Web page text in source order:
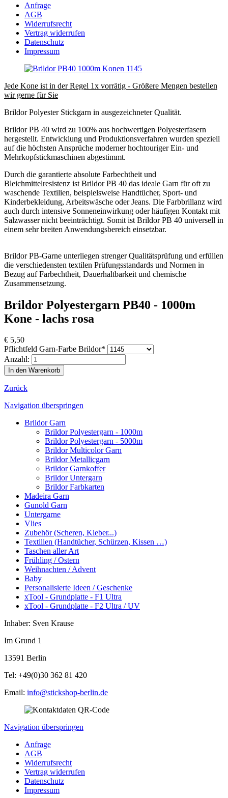
Anfrage
AGB
Widerrufsrecht
Vertrag widerrufen
Datenschutz
Impressum
Jede Kone ist in der Regel 1x vorrätig - Größere Mengen bestellen
wir gerne für Sie
Brildor Polyester Stickgarn in ausgezeichneter Qualität.
Brildor PB 40 wird zu 100% aus hochwertigen Polyesterfasern
hergestellt. Entwicklung und Produktionsverfahren wurden speziell
auf die höchsten Ansprüche moderner hochtouriger Ein- und
Mehrkopfstickmaschinen abgestimmt.
Durch die garantierte absolute Farbechtheit und
Bleichmittelresistenz ist Brildor PB 40 das ideale Garn für oft zu
waschende Textilien, beispielsweise Handtücher, Sport- und
Kinderbekleidung, Arbeitswäsche oder Jeans. Die Farbbrillanz wird
auch durch intensive Sonneneinwirkung oder häufigen Kontakt mit
Salzwasser nicht beeinträchtigt. Somit ist Brildor PB 40 universell in
einem sehr breiten Anwendungsbereich einsetzbar.
Brildor PB-Garne unterliegen strenger Qualitätsprüfung und erfüllen
die verschiedensten textilen Prüfungsstandards und Normen in
Bezug auf Farbechtheit, Dauerhaltbarkeit und chemische
Zusammensetzung.
Brildor Polyestergarn PB40 - 1000m
Kone - lachs rosa
€ 5,50
Pflichtfeld Garn-Farbe Brildor*
Anzahl:
Zurück
Navigation überspringen
Brildor Garn
Brildor Polyestergarn - 1000m
Brildor Polyestergarn - 5000m
Brildor Multicolor Garn
Brildor Metallicgarn
Brildor Garnkoffer
Brildor Untergarn
Brildor Farbkarten
Madeira Garn
Gunold Garn
Untergarne
Vlies
Zubehör (Scheren, Kleber...)
Textilien (Handtücher, Schürzen, Kissen …)
Taschen aller Art
Frühling / Ostern
Weihnachten / Advent
Baby
Personalisierte Ideen / Geschenke
xTool - Grundplatte - F1 Ultra
xTool - Grundplatte - F2 Ultra / UV
Inhaber: Sven Krause
Im Grund 1
13591 Berlin
Tel: +49(0)30 362 81 420
Email: info@stickshop-berlin.de
Navigation überspringen
Anfrage
AGB
Widerrufsrecht
Vertrag widerrufen
Datenschutz
Impressum